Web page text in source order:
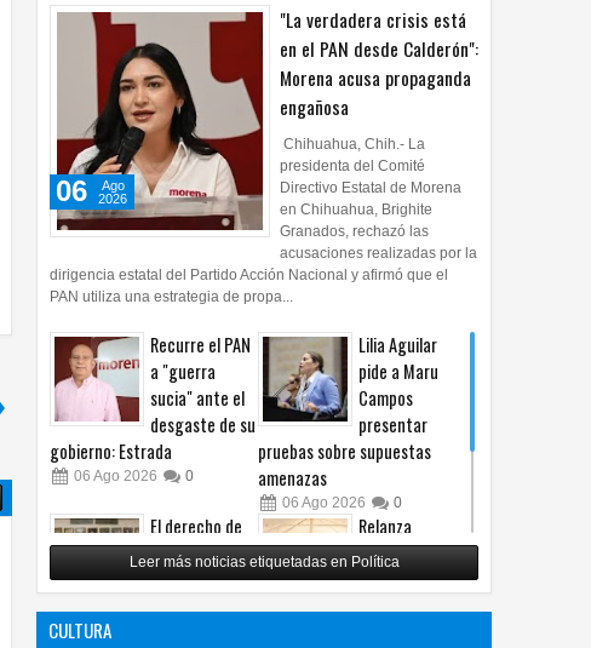
"La verdadera crisis está
en el PAN desde Calderón":
Morena acusa propaganda
engañosa
06
Ago
2026
Chihuahua, Chih.- La
presidenta del Comité
Directivo Estatal de Morena
en Chihuahua, Brighite
Granados, rechazó las
acusaciones realizadas por la
dirigencia estatal del Partido Acción Nacional y afirmó que el
PAN utiliza una estrategia de propa...
Recurre el PAN
a "guerra
sucia" ante el
desgaste de su
gobierno: Estrada
06 Ago 2026 0
Lilia Aguilar
pide a Maru
Campos
presentar
pruebas sobre supuestas
amenazas
06 Ago 2026 0
El derecho de
las audiencias
no es censura,
es un principio
constitucional: González
Relanza
Villalobos
programa de
afiliación del
Leer más noticias etiquetadas en Política
CULTURA